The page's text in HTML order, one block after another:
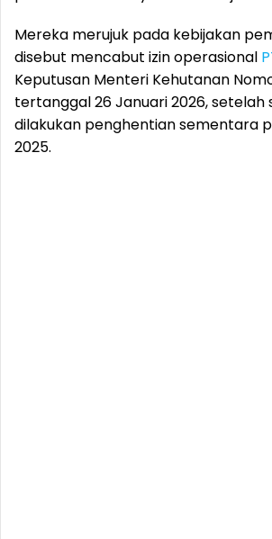
Mereka merujuk pada kebijakan
disebut mencabut izin operasional
Keputusan Menteri Kehutanan
tertanggal 26 Januari 2026, setelah
dilakukan penghentian sementara
2025.